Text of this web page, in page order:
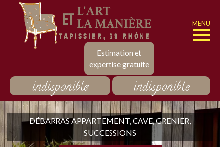
Estimation et
expertise gratuite
MENU
indisponible indisponible
DÉBARRAS APPARTEMENT, CAVE, GRENIER,
SUCCESSIONS